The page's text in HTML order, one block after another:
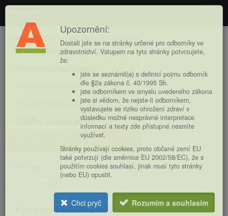
Adaptogeny
Hlavní
nabídkaAdaptogeny
Lesklokorka lesklá
Účinky adaptogenů
Odpovědi na dotazy
Online zdroje
Kde koupit adaptogeny?
Upozornění:
Dostali jste se na stránky určené pro odborníky ve
zdravotnictví. Vstupem na tyto stránky potvrzujete,
že:
jste se seznámil(a) s definicí pojmu odborník
dle §2a zákona č. 40/1995 Sb.
jste odborníkem ve smyslu uvedeného zákona
jste si vědom, že nejste-li odborníkem,
vystavujete se riziku ohrožení zdraví v
důsledku možné nesprávné interpretace
informací a texty zde přístupné nesmíte
využívat.
Stránky používají cookies, proto občané zemí EU
také potvrzují (dle směrnice EU 2002/58/EC), že s
použitím cookies souhlasí, jinak musí tyto stránky
(nebo EU) opustit.
Chci pryč Rozumím a souhlasím